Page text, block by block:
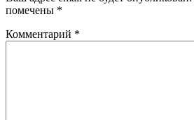
помечены *
Комментарий *